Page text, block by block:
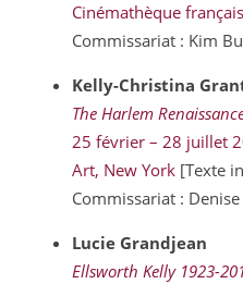
Cinémathèque
Commissariat : Kim
Kelly-Christina
The Harlem
25 février – 28 juillet
Art, New York [Texte
Commissariat :
Lucie Grandjean
Ellsworth Kelly 1923-